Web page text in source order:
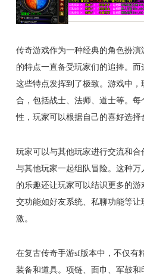
传奇游戏作为一种经典的角色扮
的特点一直备受玩家们的追捧。
这些特点发挥到了极致。游戏中
合，包括战士、法师、道士等。
性，玩家可以根据自己的喜好选择
玩家可以与其他玩家进行交流和
与其他玩家一起组队冒险。这种
的乐趣还让玩家可以结识更多的
交功能如好友系统、私聊功能等让
激。
在复古传奇手游sf版本中，不仅有
装备和道具。项链、面巾、军鼓